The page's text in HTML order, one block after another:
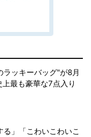
ッキーバッグ"が8月
最も豪華な7点入り
る」「こわいこわいこ